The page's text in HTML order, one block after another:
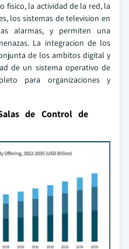
fisico, la actividad de la red, la
los sistemas de television en
alarmas, y permiten una
La integracion de los
de los ambitos digital y
de un sistema operativo de
para organizaciones y
de Control de